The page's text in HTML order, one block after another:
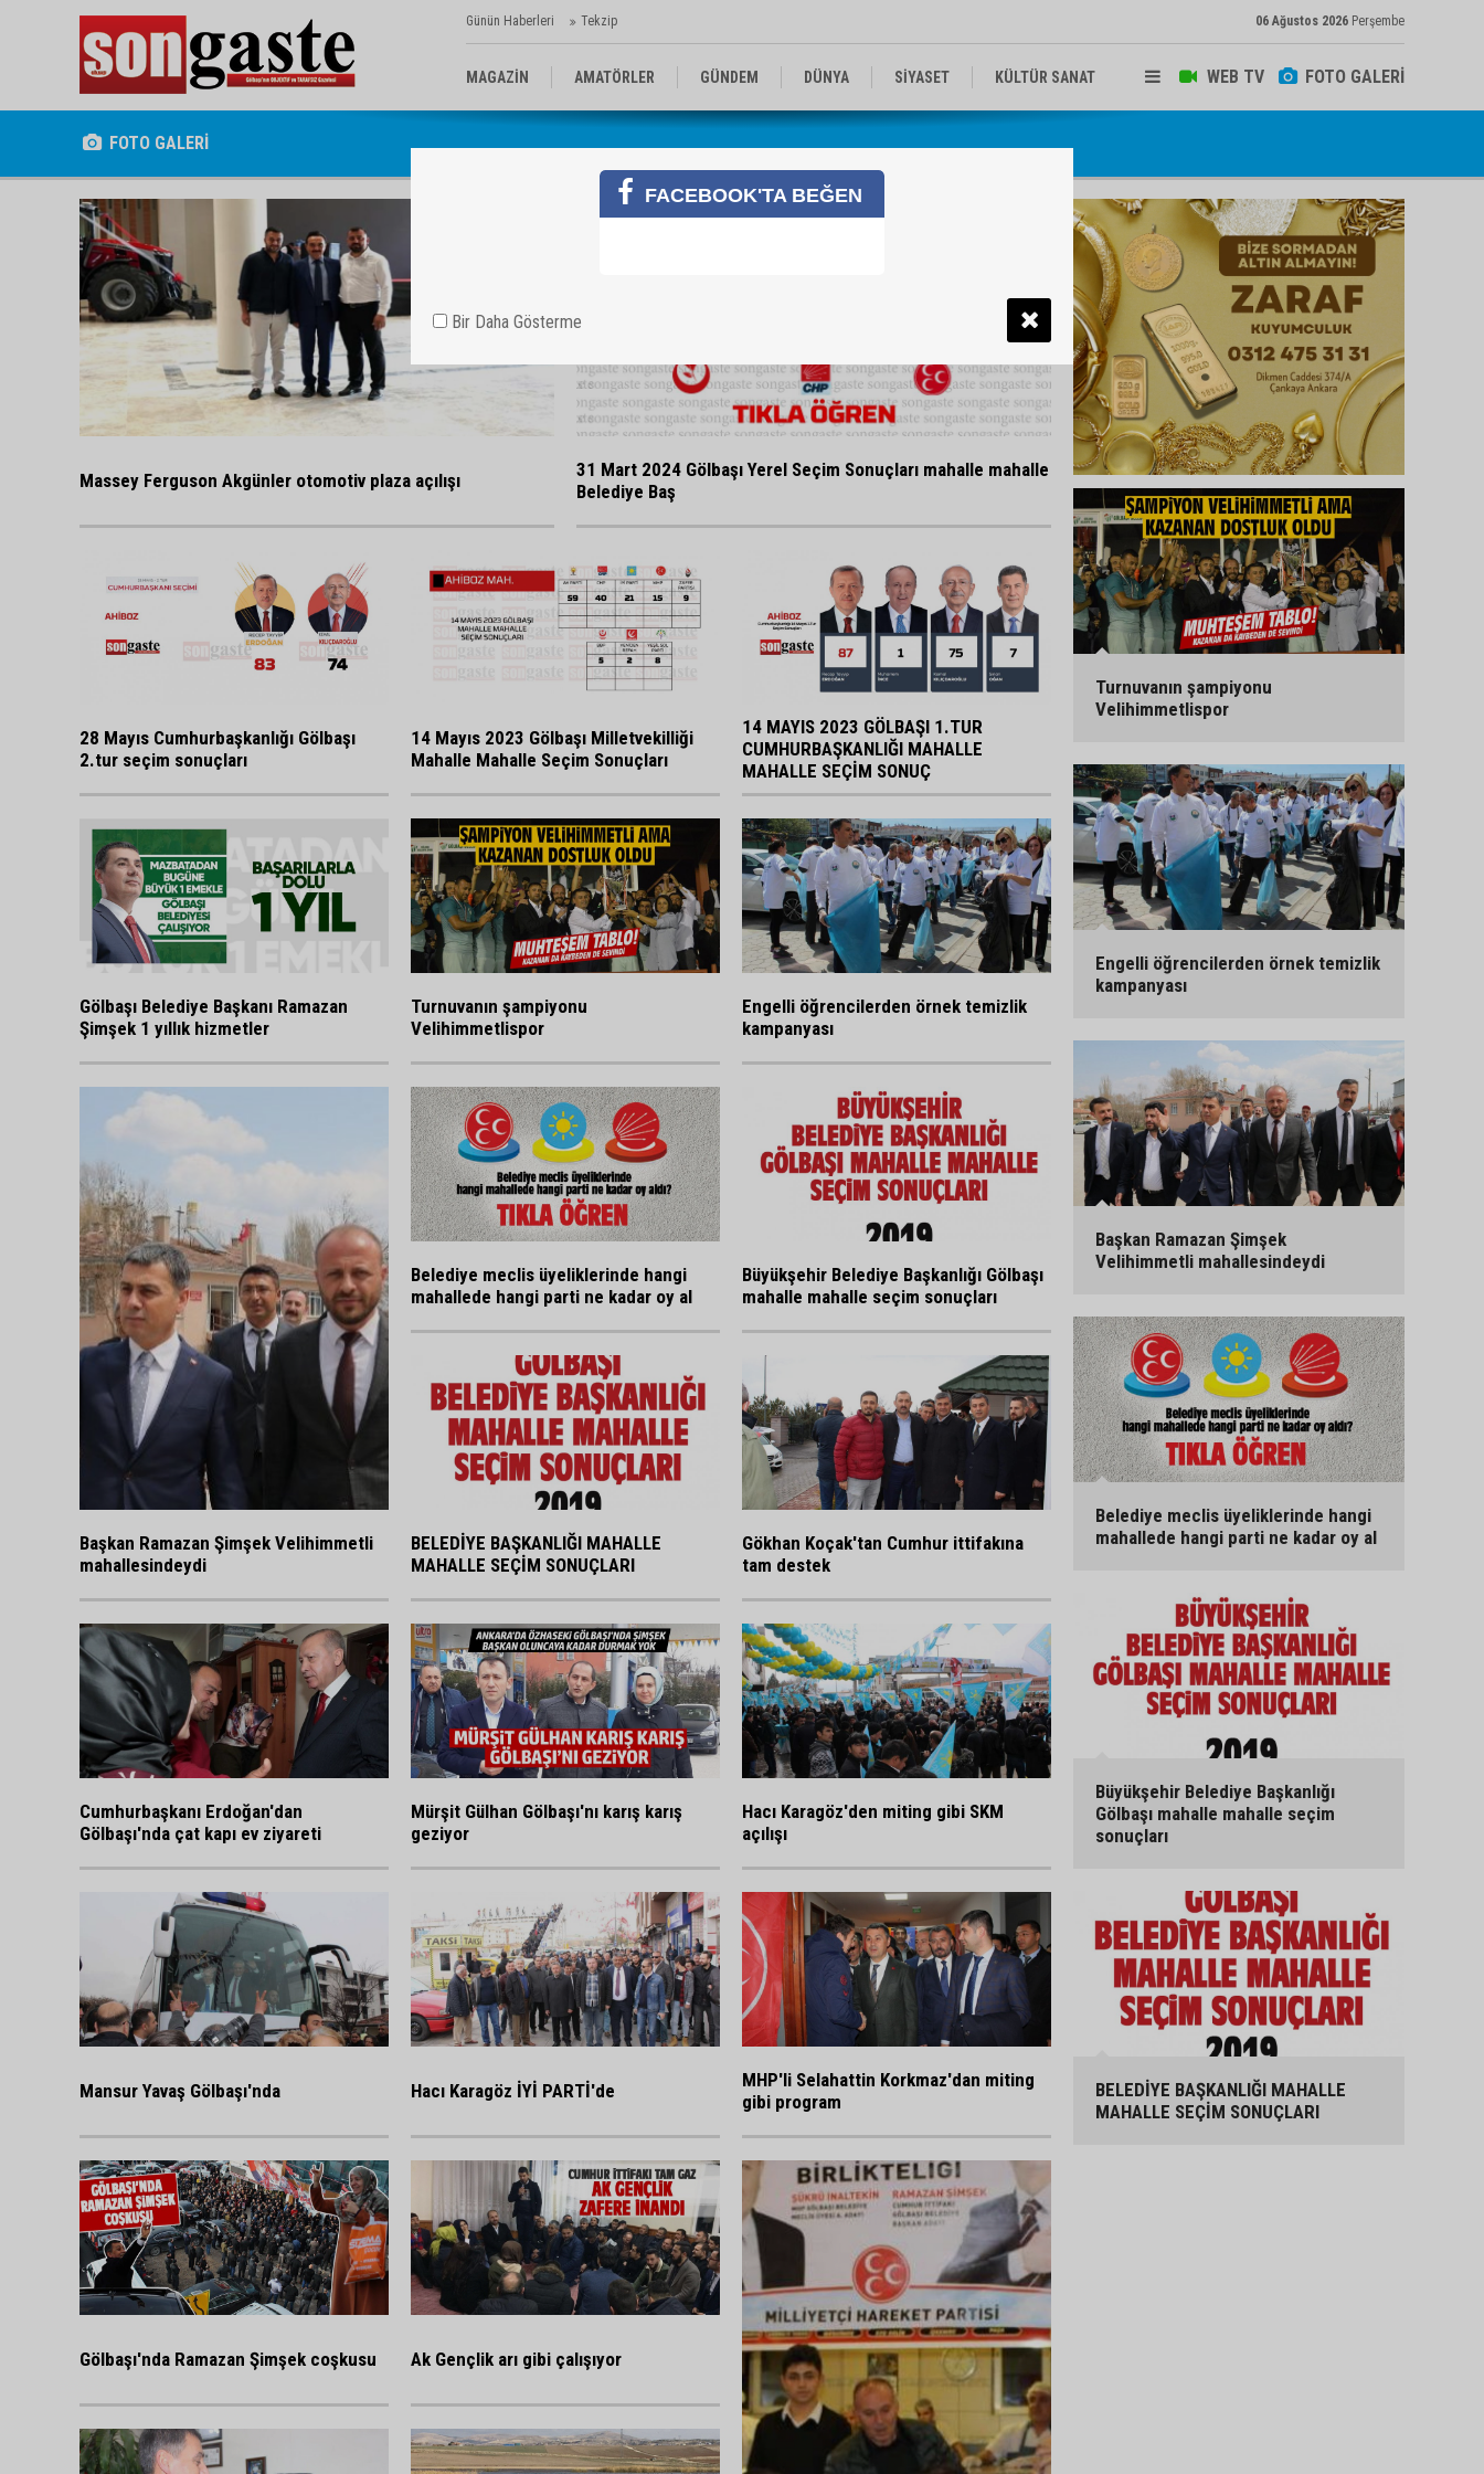
Günün Haberleri Tekzip 06 Ağustos 2026 Perşembe
WEB TV FOTO GALERİ
MAGAZİN AMATÖRLER GÜNDEM DÜNYA SİYASET KÜLTÜR SANAT
FOTO GALERİ
Massey Ferguson Akgünler otomotiv plaza açılışı
31 Mart 2024 Gölbaşı Yerel Seçim Sonuçları mahalle mahalle
Belediye Baş
28 Mayıs Cumhurbaşkanlığı Gölbaşı
2.tur seçim sonuçları
14 Mayıs 2023 Gölbaşı Milletvekilliği
Mahalle Mahalle Seçim Sonuçları
14 MAYIS 2023 GÖLBAŞI 1.TUR
CUMHURBAŞKANLIĞI MAHALLE
MAHALLE SEÇİM SONUÇ
Gölbaşı Belediye Başkanı Ramazan
Şimşek 1 yıllık hizmetler
Turnuvanın şampiyonu
Velihimmetlispor
Engelli öğrencilerden örnek temizlik
kampanyası
Başkan Ramazan Şimşek Velihimmetli
mahallesindeydi
Belediye meclis üyeliklerinde hangi
mahallede hangi parti ne kadar oy al
Büyükşehir Belediye Başkanlığı Gölbaşı
mahalle mahalle seçim sonuçları
BELEDİYE BAŞKANLIĞI MAHALLE
MAHALLE SEÇİM SONUÇLARI
Gökhan Koçak'tan Cumhur ittifakına
tam destek
Cumhurbaşkanı Erdoğan'dan
Gölbaşı'nda çat kapı ev ziyareti
Mürşit Gülhan Gölbaşı'nı karış karış
geziyor
Hacı Karagöz'den miting gibi SKM
açılışı
Mansur Yavaş Gölbaşı'nda Hacı Karagöz İYİ PARTİ'de
MHP'li Selahattin Korkmaz'dan miting
gibi program
Gölbaşı'nda Ramazan Şimşek coşkusu Ak Gençlik arı gibi çalışıyor
Turnuvanın şampiyonu
Velihimmetlispor
Engelli öğrencilerden örnek temizlik
kampanyası
Başkan Ramazan Şimşek
Velihimmetli mahallesindeydi
Belediye meclis üyeliklerinde hangi
mahallede hangi parti ne kadar oy al
Büyükşehir Belediye Başkanlığı
Gölbaşı mahalle mahalle seçim
sonuçları
BELEDİYE BAŞKANLIĞI MAHALLE
MAHALLE SEÇİM SONUÇLARI
FACEBOOK'TA BEĞEN
Bir Daha Gösterme